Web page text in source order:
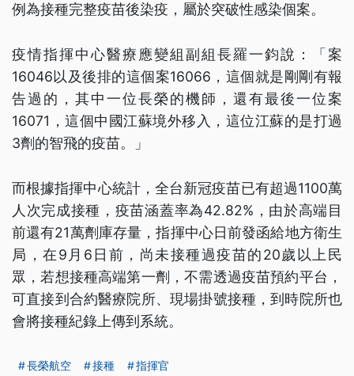
例為接種完整疫苗後染疫，屬於突破性感染個案。
疫情指揮中心醫療應變組副組長羅一鈞說：「案
16046以及後排的這個案16066，這個就是剛剛有報
告過的，其中一位長榮的機師，還有最後一位案
16071，這個中國江蘇境外移入，這位江蘇的是打過
3劑的智飛的疫苗。」
而根據指揮中心統計，全台新冠疫苗已有超過1100萬
人次完成接種，疫苗涵蓋率為42.82%，由於高端目
前還有21萬劑庫存量，指揮中心日前發函給地方衛生
局，在9月6日前，尚未接種過疫苗的20歲以上民
眾，若想接種高端第一劑，不需透過疫苗預約平台，
可直接到合約醫療院所、現場掛號接種，到時院所也
會將接種紀錄上傳到系統。
長榮航空 接種
指揮官